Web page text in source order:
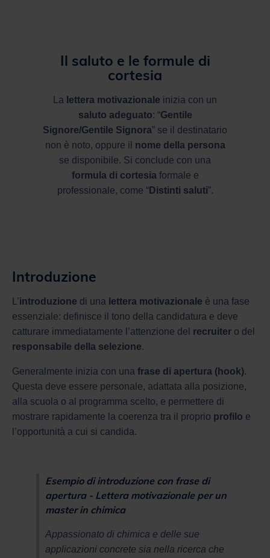
Il saluto e le formule di
cortesia
La lettera motivazionale inizia con un
saluto adeguato: “Gentile
Signore/Gentile Signora” se il destinatario
non è noto, oppure il nome della persona
se disponibile. Si conclude con una
formula di cortesia formale e
professionale, come “Distinti saluti”.
Introduzione
L’introduzione di una lettera motivazionale è una fase
essenziale: definisce il tono della candidatura e deve
catturare immediatamente l’attenzione del recruiter o del
responsabile della selezione.
Generalmente inizia con una frase di apertura (hook).
Questa deve essere personale, adattata alla posizione,
alla scuola o al programma scelto, e permettere di
mostrare rapidamente la coerenza tra il proprio profilo e
l’opportunità a cui si candida.
Esempio di introduzione con frase di
apertura - Lettera motivazionale per un
master in chimica
Appassionato di chimica e delle sue
applicazioni concrete sia nella ricerca che